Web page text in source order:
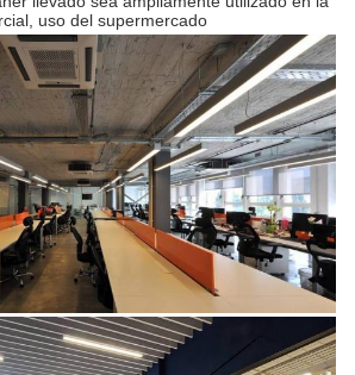
uso del supermercado